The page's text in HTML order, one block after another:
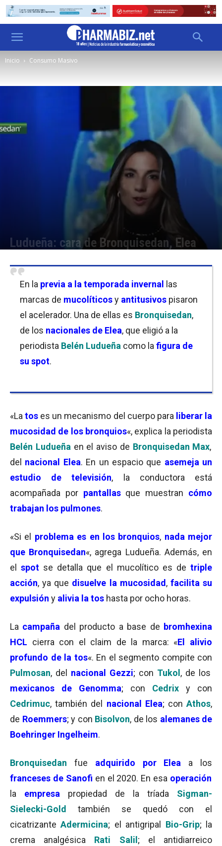
Inicio Consumo Masivo
Ludueña: cara de Bronquisedan, Elea
En la previa a la temporada invernal
las
marcas de mucolíticosy antitusivos pisaron
el acelerador. Una de ellas es Bronquisedan,
de los nacionales de Elea, que eligió a la
periodista Belén Ludueña como la figura de
su spot.
«Latos es un mecanismo del cuerpo para liberar la
mucosidad de los bronquios«, explica la periodista
Belén Ludueña en el aviso de Bronquisedan Max,
del nacional Elea. En un espacio que asemeja un
estudio de televisión, la conductora está
acompañada por pantallasque muestran cómo
trabajan los pulmones.
«Si el problema es en los bronquios, nada mejor
que Bronquisedan«, agrega Ludueña. Además, en
elspot se detalla que el mucolítico es detriple
acción, ya que disuelve la mucosidad , facilita su
expulsión y alivia la tos hasta por ocho horas.
La campaña del producto a base de bromhexina
HCL cierra con el claim de la marca: «El alivio
profundo de la tos«. En el segmento compite con
Pulmosan, del nacional Gezzi; con Tukol , de los
mexicanos de Genomma; con Cedrix y con
Cedrimuc, también del nacional Elea; conAthos,
de Roemmers; y con Bisolvon, de los alemanes de
Boehringer Ingelheim.
Bronquisedan fue adquirido por Elea a los
franceses de Sanofi en el 2020. En esa operación
la empresa propiedad de la tríada Sigman-
Sielecki-Gold
también se quedó con el
cicatrizanteAdermicina; el antigripal Bio-Grip; la
crema analgésica
Rati Salil ; el antidiarreico